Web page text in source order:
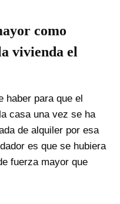
como
vivienda el
haber para que el
casa una vez se ha
de alquiler por esa
es que se hubiera
fuerza mayor que